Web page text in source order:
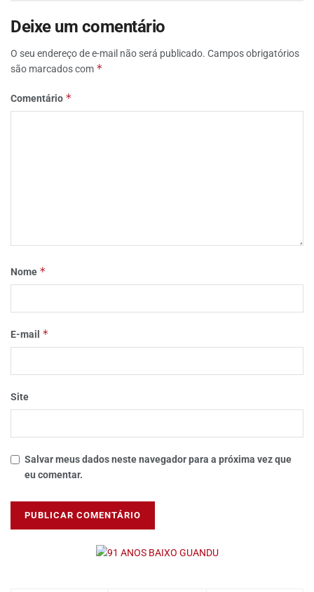
Deixe um comentário
O seu endereço de e-mail não será publicado. Campos obrigatórios
são marcados com *
Comentário *
Nome *
E-mail *
Site
Salvar meus dados neste navegador para a próxima vez que
eu comentar.